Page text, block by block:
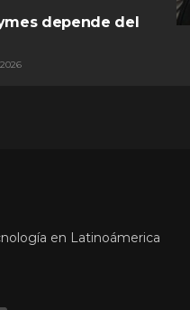
depende del
en Latinoámerica